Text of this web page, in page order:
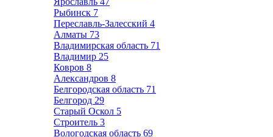
Рыбинск 7
Переславль-Залесский 4
Алматы 73
Владимирская область 71
Владимир 25
Ковров 8
Александров 8
Белгородская область 71
Белгород 29
Старый Оскол 5
Строитель 3
Вологодская область 69